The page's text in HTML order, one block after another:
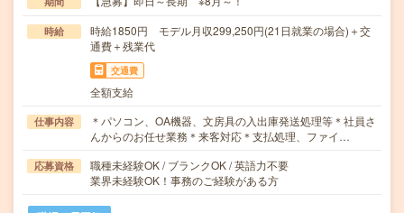
時給
時給1850円 モデル月収299,250円(21日就業の場合)＋交
通費＋残業代
交通費
全額支給
仕事内容
＊パソコン、OA機器、文房具の入出庫発送処理等＊社員さ
んからのお任せ業務＊来客対応＊支払処理、ファイ…
応募資格
職種未経験OK / ブランクOK / 英語力不要
業界未経験OK！事務のご経験がある方